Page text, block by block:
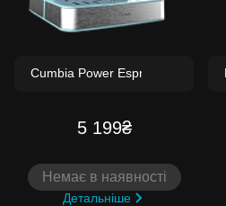
5 199₴
Немає в наявності
Детальніше